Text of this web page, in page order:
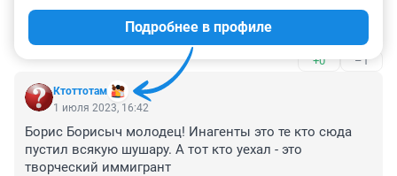
Самая знаменитая его наблеянная песня написана
другим человеком
+0 –1
Ктоттотам
Подробнее в профиле
1 июля 2023, 16:42
Борис Борисыч молодец! Инагенты это те кто сюда
пустил всякую шушару. А тот кто уехал - это
творческий иммигрант